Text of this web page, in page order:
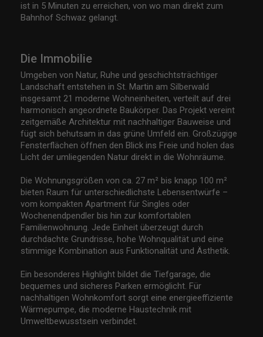
ist in 5 Minuten zu erreichen, von wo man direkt zum
Bahnhof Schwaz gelangt.
Die Immobilie
Umgeben von Natur, Ruhe und geschichtsträchtiger
Landschaft entstehen in St. Martin am Silberwald
insgesamt 21 moderne Wohneinheiten, verteilt auf drei
harmonisch angeordnete Baukörper. Das Projekt vereint
zeitgemäße Architektur mit nachhaltiger Bauweise und
fügt sich behutsam in das grüne Umfeld ein. Großzügige
Fensterflächen öffnen den Blick ins Freie und holen das
Licht der umliegenden Natur direkt in die Wohnräume.
Die Wohnungsgrößen von ca. 27 m² bis knapp 100 m²
bieten Raum für unterschiedlichste Lebensentwürfe –
vom kompakten Apartment für Singles oder
Wochenendpendler bis hin zur komfortablen
Familienwohnung. Jede Einheit überzeugt durch
durchdachte Grundrisse, hohe Wohnqualität und eine
stimmige Kombination aus Funktionalität und Ästhetik.
Ein besonderes Highlight bildet die Tiefgarage, die
bequemes und sicheres Parken ermöglicht. Für
nachhaltigen Wohnkomfort sorgt eine energieeffiziente
Wärmepumpe, die moderne Haustechnik mit
Umweltbewusstsein verbindet.